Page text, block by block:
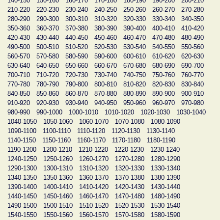
210-220
220-230 230-240 240-250 250-260 260-270
270-280
280-290
290-300 300-310 310-320 320-330 330-340
340-350
350-360
360-370 370-380 380-390 390-400 400-410
410-420
420-430
430-440 440-450 450-460 460-470 470-480
480-490
490-500
500-510 510-520 520-530 530-540 540-550
550-560
560-570
570-580 580-590 590-600 600-610 610-620
620-630
630-640
640-650 650-660 660-670 670-680 680-690
690-700
700-710
710-720 720-730 730-740 740-750 750-760
760-770
770-780
780-790 790-800 800-810 810-820 820-830
830-840
840-850
850-860 860-870 870-880 880-890 890-900
900-910
910-920
920-930 930-940 940-950 950-960 960-970
970-980
980-990
990-1000 1000-1010 1010-1020 1020-1030
1030-1040
1040-1050
1050-1060 1060-1070 1070-1080
1080-1090
1090-1100
1100-1110 1110-1120 1120-1130
1130-1140
1140-1150
1150-1160 1160-1170 1170-1180
1180-1190
1190-1200
1200-1210 1210-1220 1220-1230
1230-1240
1240-1250
1250-1260 1260-1270 1270-1280
1280-1290
1290-1300
1300-1310 1310-1320 1320-1330
1330-1340
1340-1350
1350-1360 1360-1370 1370-1380
1380-1390
1390-1400
1400-1410 1410-1420 1420-1430
1430-1440
1440-1450
1450-1460 1460-1470 1470-1480
1480-1490
1490-1500
1500-1510 1510-1520 1520-1530
1530-1540
1540-1550
1550-1560 1560-1570 1570-1580 1580-1590